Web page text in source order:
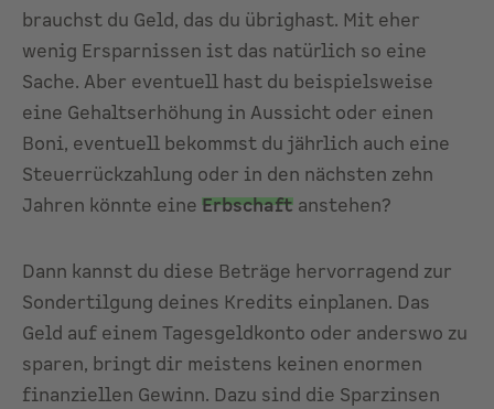
brauchst du Geld, das du übrighast. Mit eher
wenig Ersparnissen ist das natürlich so eine
Sache. Aber eventuell hast du beispielsweise
eine Gehaltserhöhung in Aussicht oder einen
Boni, eventuell bekommst du jährlich auch eine
Steuerrückzahlung oder in den nächsten zehn
Jahren könnte eine Erbschaft anstehen?
Dann kannst du diese Beträge hervorragend zur
Sondertilgung deines Kredits einplanen. Das
Geld auf einem Tagesgeldkonto oder anderswo zu
sparen, bringt dir meistens keinen enormen
finanziellen Gewinn. Dazu sind die Sparzinsen